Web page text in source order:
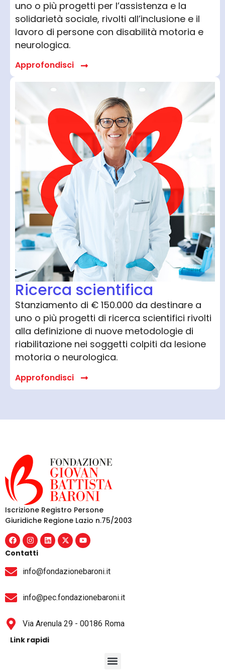
uno o più progetti per l’assistenza e la
solidarietà sociale, rivolti all’inclusione e il
lavoro di persone con disabilità motoria e
neurologica.
Approfondisci
Ricerca scientifica
Stanziamento di € 150.000 da destinare a
uno o più progetti di ricerca scientifici rivolti
alla definizione di nuove metodologie di
riabilitazione nei soggetti colpiti da lesione
motoria o neurologica.
Approfondisci
Iscrizione Registro Persone
Giuridiche Regione Lazio n.75/2003
Contatti
info@fondazionebaroni.it
info@pec.fondazionebaroni.it
Via Arenula 29 - 00186 Roma
Link rapidi